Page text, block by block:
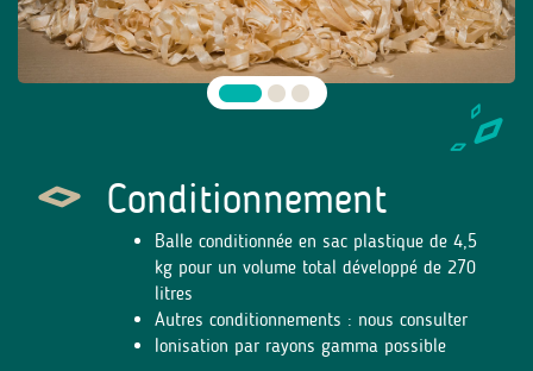
Conditionnement
Balle conditionnée en sac plastique de 4,5
kg pour un volume total développé de 270
litres
Autres conditionnements : nous consulter
Ionisation par rayons gamma possible